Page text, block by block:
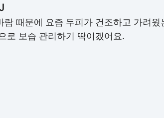
람 때문에 요즘 두피가 건조하고 가려웠
로 보습 관리하기 딱이겠어요.